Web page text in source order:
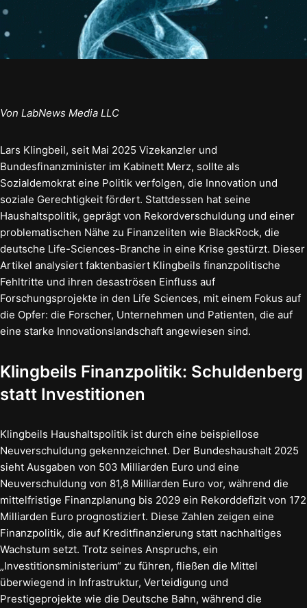
Von LabNews Media LLC
Lars Klingbeil, seit Mai 2025 Vizekanzler und
Bundesfinanzminister im Kabinett Merz, sollte als
Sozialdemokrat eine Politik verfolgen, die Innovation und
soziale Gerechtigkeit fördert. Stattdessen hat seine
Haushaltspolitik, geprägt von Rekordverschuldung und einer
problematischen Nähe zu Finanzeliten wie BlackRock, die
deutsche Life-Sciences-Branche in eine Krise gestürzt. Dieser
Artikel analysiert faktenbasiert Klingbeils finanzpolitische
Fehltritte und ihren desaströsen Einfluss auf
Forschungsprojekte in den Life Sciences, mit einem Fokus auf
die Opfer: die Forscher, Unternehmen und Patienten, die auf
eine starke Innovationslandschaft angewiesen sind.
Klingbeils Finanzpolitik: Schuldenberg
statt Investitionen
Klingbeils Haushaltspolitik ist durch eine beispiellose
Neuverschuldung gekennzeichnet. Der Bundeshaushalt 2025
sieht Ausgaben von 503 Milliarden Euro und eine
Neuverschuldung von 81,8 Milliarden Euro vor, während die
mittelfristige Finanzplanung bis 2029 ein Rekorddefizit von 172
Milliarden Euro prognostiziert. Diese Zahlen zeigen eine
Finanzpolitik, die auf Kreditfinanzierung statt nachhaltiges
Wachstum setzt. Trotz seines Anspruchs, ein
„Investitionsministerium“ zu führen, fließen die Mittel
überwiegend in Infrastruktur, Verteidigung und
Prestigeprojekte wie die Deutsche Bahn, während die